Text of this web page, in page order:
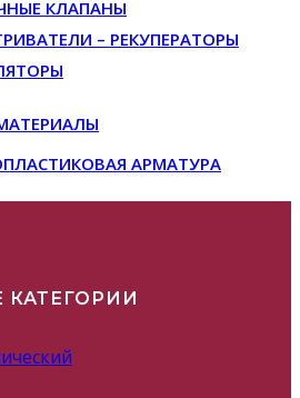
КЛАПАНЫ
– РЕКУПЕРАТОРЫ
АРМАТУРА